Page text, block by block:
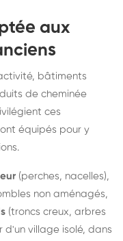
aux
bâtiments
de cheminée
ces
équipés pour y
(perches, nacelles),
non aménagés,
(troncs creux, arbres
d'un village isolé, dans